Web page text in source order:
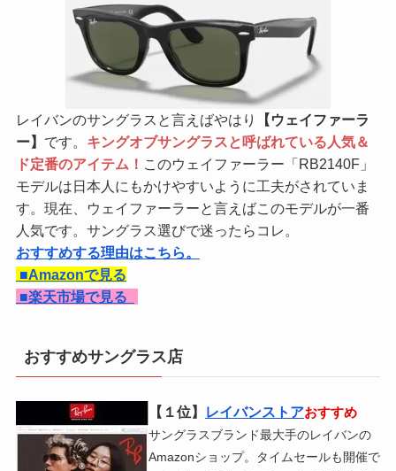
レイバンのサングラスと言えばやはり
【ウェイファーラ
ー】 です。 キングオブサングラスと呼ばれている人気＆
ド定番のアイテム！ このウェイファーラー「RB2140F」
モデルは日本人にもかけやすいように工夫がされていま
す。現在、ウェイファーラーと言えばこのモデルが一番
人気です。サングラス選びで迷ったらコレ。
おすすめする理由はこちら。
■Amazonで見る
■楽天市場で見る
おすすめサングラス店
【１位】 レイバンストアおすすめ
サングラスブランド最大手のレイバンの
Amazonショップ。タイムセールも開催で